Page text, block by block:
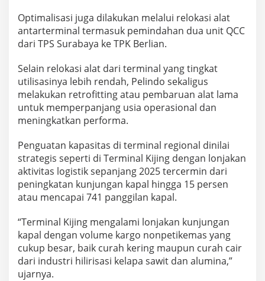
Optimalisasi juga dilakukan melalui relokasi alat
antarterminal termasuk pemindahan dua unit QCC
dari TPS Surabaya ke TPK Berlian.
Selain relokasi alat dari terminal yang tingkat
utilisasinya lebih rendah, Pelindo sekaligus
melakukan retrofitting atau pembaruan alat lama
untuk memperpanjang usia operasional dan
meningkatkan performa.
Penguatan kapasitas di terminal regional dinilai
strategis seperti di Terminal Kijing dengan lonjakan
aktivitas logistik sepanjang 2025 tercermin dari
peningkatan kunjungan kapal hingga 15 persen
atau mencapai 741 panggilan kapal.
“Terminal Kijing mengalami lonjakan kunjungan
kapal dengan volume kargo nonpetikemas yang
cukup besar, baik curah kering maupun curah cair
dari industri hilirisasi kelapa sawit dan alumina,”
ujarnya.